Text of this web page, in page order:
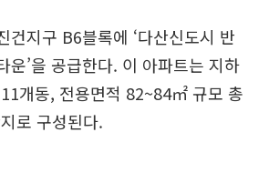
건지구 B6블록에 ‘다산신도시 반
운’을 공급한다. 이 아파트는 지하
개동, 전용면적 82~84㎡ 규모 총
로 구성된다.